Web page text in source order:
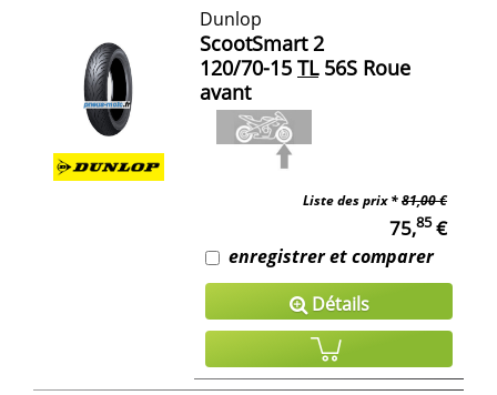
Dunlop
ScootSmart 2
120/70-15 TL56S Roue
avant
Liste des prix *81,00 €
75,85€
enregistrer et comparer
Détails